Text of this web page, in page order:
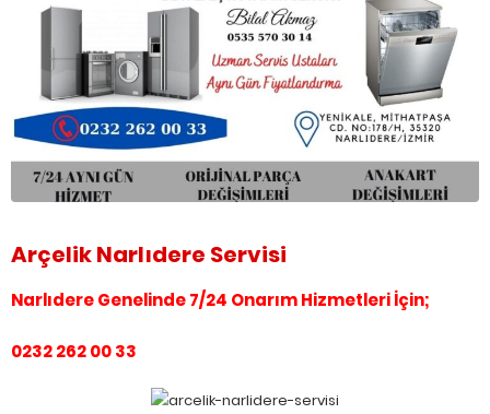
Arçelik Narlıdere Servisi
Narlıdere Genelinde 7/24 Onarım Hizmetleri İçin;
0232 262 00 33